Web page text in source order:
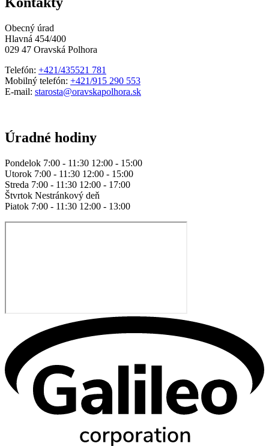
Obecný úrad
Hlavná 454/400
029 47 Oravská Polhora
Telefón: +421/435521 781
Mobilný telefón: +421/915 290 553
E-mail: starosta@oravskapolhora.sk
Úradné hodiny
Pondelok 7:00 - 11:30 12:00 - 15:00
Utorok 7:00 - 11:30 12:00 - 15:00
Streda 7:00 - 11:30 12:00 - 17:00
Štvrtok Nestránkový deň
Piatok 7:00 - 11:30 12:00 - 13:00